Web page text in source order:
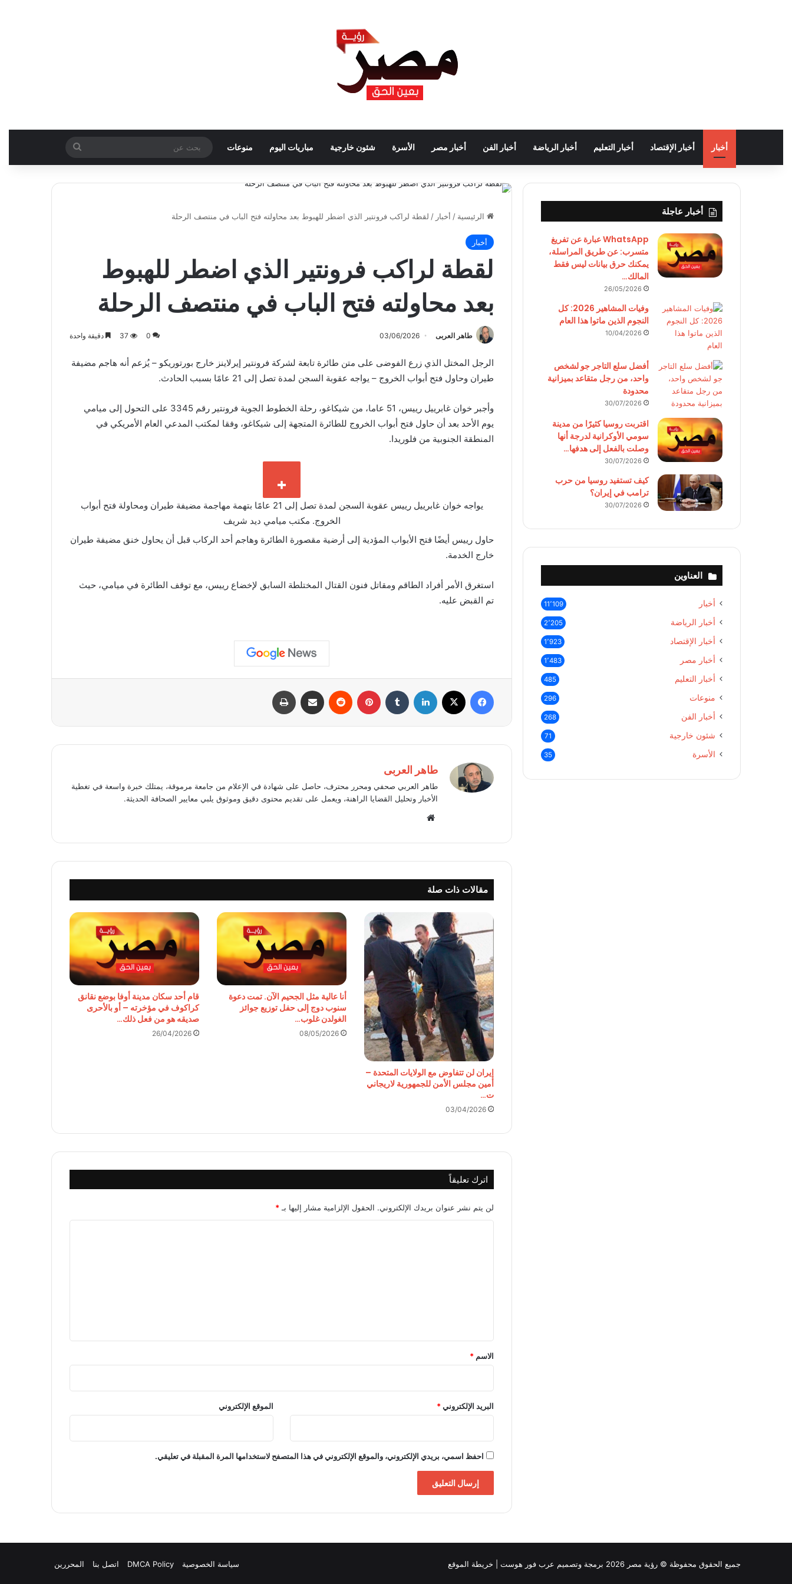
أخبار أخبار الإقتصاد أخبار التعليم أخبار الرياضة أخبار الفن أخبار مصر الأسرة شئون خارجية مباريات اليوم منوعات
بحث
عن
الرئيسية / أخبار / لقطة لراكب فرونتير الذي اضطر للهبوط بعد محاولته فتح الباب في منتصف الرحلة
أخبار
لقطة لراكب فرونتير الذي اضطر للهبوط
بعد محاولته فتح الباب في منتصف الرحلة
طاهر العربى 03/06/2026
0
37 دقيقة واحدة
الرجل المختل الذي زرع الفوضى على متن طائرة تابعة لشركة فرونتير إيرلاينز خارج بورتوريكو – يُزعم أنه هاجم مضيفة
طيران وحاول فتح أبواب الخروج – يواجه عقوبة السجن لمدة تصل إلى 21 عامًا بسبب الحادث.
وأجبر خوان غابرييل رييس، 51 عاما، من شيكاغو، رحلة الخطوط الجوية فرونتير رقم 3345 على التحول إلى ميامي
يوم الأحد بعد أن حاول فتح أبواب الخروج للطائرة المتجهة إلى شيكاغو، وفقا لمكتب المدعي العام الأمريكي في
المنطقة الجنوبية من فلوريدا.
يواجه خوان غابرييل رييس عقوبة السجن لمدة تصل إلى 21 عامًا بتهمة مهاجمة مضيفة طيران ومحاولة فتح أبواب
الخروج. مكتب ميامي ديد شريف
حاول رييس أيضًا فتح الأبواب المؤدية إلى أرضية مقصورة الطائرة وهاجم أحد الركاب قبل أن يحاول خنق مضيفة طيران
خارج الخدمة.
استغرق الأمر أفراد الطاقم ومقاتل فنون القتال المختلطة السابق لإخضاع رييس، مع توقف الطائرة في ميامي، حيث
تم القبض عليه.
فيسبوك لينكدإن بينتيريست مشاركة عبر البريد
طاهر العربى
طاهر العربي صحفي ومحرر محترف، حاصل على شهادة في الإعلام من جامعة مرموقة، يمتلك خبرة واسعة في تغطية
الأخبار وتحليل القضايا الراهنة، ويعمل على تقديم محتوى دقيق وموثوق يلبي معايير الصحافة الحديثة.
مقالات ذات صلة
إيران لن تتفاوض مع الولايات المتحدة –
أمين مجلس الأمن للجمهورية لاريجاني
ت…
03/04/2026
أنا عالية مثل الجحيم الآن. تمت دعوة
سنوب دوج إلى حفل توزيع جوائز
الغولدن غلوب…
08/05/2026
قام أحد سكان مدينة أوفا بوضع نقانق
كراكوف في مؤخرته – أو بالأحرى
صديقه هو من فعل ذلك…
26/04/2026
اترك تعليقاً
لن يتم نشر عنوان بريدك الإلكتروني. الحقول الإلزامية مشار إليها بـ *
*
الاسم *
البريد الإلكتروني* الموقع الإلكتروني
احفظ اسمي، بريدي الإلكتروني، والموقع الإلكتروني في هذا المتصفح لاستخدامها المرة المقبلة في تعليقي.
أخبار عاجلة
WhatsApp عبارة عن تفريغ
متسرب: عن طريق المراسلة،
يمكنك حرق بيانات ليس فقط
المالك…
26/05/2026
وفيات المشاهير 2026: كل
النجوم الذين ماتوا هذا العام
10/04/2026
أفضل سلع التاجر جو لشخص
واحد، من رجل متقاعد بميزانية
محدودة
30/07/2026
اقتربت روسيا كثيرًا من مدينة
سومي الأوكرانية لدرجة أنها
وصلت بالفعل إلى هدفها…
30/07/2026
كيف تستفيد روسيا من حرب
ترامب في إيران؟
30/07/2026
العناوين
أخبار 11٬109
أخبار الرياضة 2٬205
أخبار الإقتصاد 1٬923
أخبار مصر 1٬483
أخبار التعليم 485
منوعات 296
أخبار الفن 268
شئون خارجية 71
الأسرة 35
جميع الحقوق محفوظة © رؤية مصر 2026 برمجة وتصميم عرب فور هوست | خريطة الموقع سياسة الخصوصية DMCA Policy اتصل بنا المحررين